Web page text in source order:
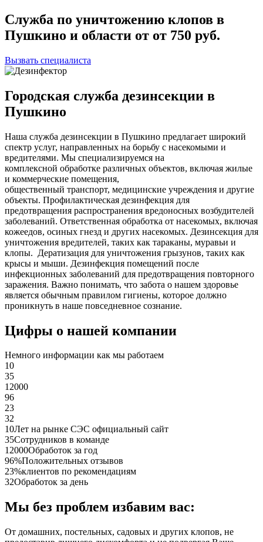
Служба по уничтожению клопов в
Пушкино и области от от 750 руб.
Вызвать специалиста
Городская служба дезинсекции в
Пушкино
Наша служба дезинсекции в Пушкино предлагает широкий
спектр услуг, направленных на борьбу с насекомыми и
вредителями. Мы специализируемся на
комплексной обработке различных объектов, включая жилые
и коммерческие помещения,
общественный транспорт, медицинские учреждения и другие
объекты. Профилактическая дезинфекция для
предотвращения распространения вредоносных возбудителей
заболеваний. Ответственная обработка от насекомых, включая
кожеедов, осиных гнезд и других насекомых. Дезинсекция для
уничтожения вредителей, таких как тараканы, муравьи и
клопы. Дератизация для уничтожения грызунов, таких как
крысы и мыши. Дезинфекция помещений после
инфекционных заболеваний для предотвращения повторного
заражения. Важно понимать, что забота о нашем здоровье
является обычным правилом гигиены, которое должно
проникнуть в наше повседневное сознание.
Цифры о нашей компании
Немного информации как мы работаем
10
35
12000
96
23
32
10Лет на рынке СЭС официальный сайт
35Сотрудников в команде
12000Обработок за год
96%Положительных отзывов
23%клиентов по рекомендациям
32Обработок за день
Мы без проблем избавим вас:
От домашних, постельных, садовых и других клопов, не